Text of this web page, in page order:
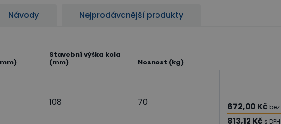
Návody Nejprodávanější produkty
Stavební výška kola
(mm)
Nosnost (kg)
108 70 672,00 Kč bez
813,12 Kč s DPH